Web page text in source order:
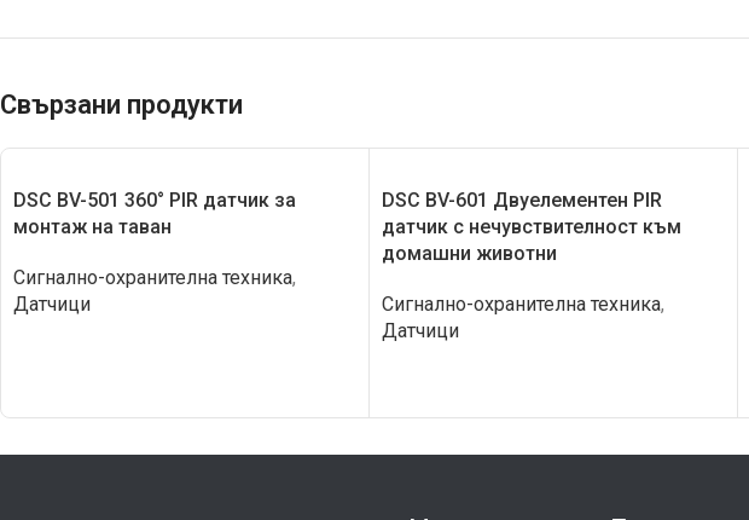
Свързани продукти
DSC BV-501 360° PIR датчик за
монтаж на таван
Сигнално-охранителна техника,
Датчици
DSC BV-601 Двуелементен PIR
датчик с нечувствителност към
домашни животни
Сигнално-охранителна техника,
Датчици